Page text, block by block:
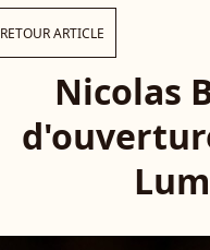
RETOUR ARTICLE
Nicolas